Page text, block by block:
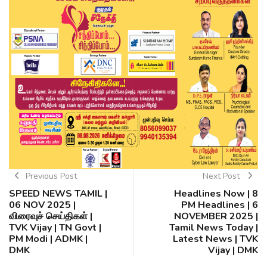
Previous Post
SPEED NEWS TAMIL |
06 NOV 2025 |
விரைவுச் செய்திகள் |
TVK Vijay | TN Govt |
PM Modi | ADMK |
DMK
Next Post
Headlines Now | 8
PM Headlines | 6
NOVEMBER 2025 |
Tamil News Today |
Latest News | TVK
Vijay | DMK